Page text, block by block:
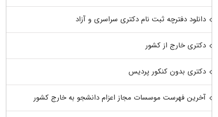
دانلود دفترچه ثبت نام دکتری سراسری و آزاد
دکتری خارج از کشور
دکتری بدون کنکور پردیس
آخرین فهرست موسسات مجاز اعزام دانشجو به خارج کشور